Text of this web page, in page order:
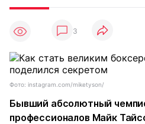
3
Фото: instagram.com/miketyson/
Бывший абсолютный
профессионалов Майк